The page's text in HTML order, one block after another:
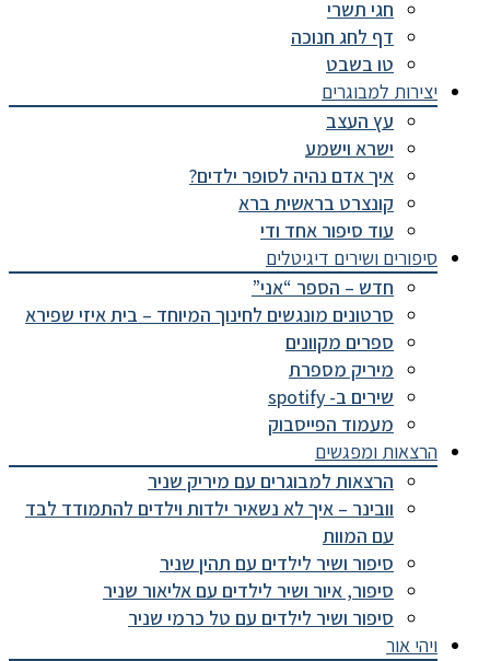
חגי תשרי
דף לחג חנוכה
טו בשבט
יצירות למבוגרים
עץ העצב
ישרא וישמע
איך אדם נהיה לסופר ילדים?
קונצרט בראשית ברא
עוד סיפור אחד ודי
סיפורים ושירים דיגיטלים
חדש – הספר “אני”
סרטונים מונגשים לחינוך המיוחד – בית איזי שפירא
ספרים מקוונים
מיריק מספרת
שירים ב- spotify
מעמוד הפייסבוק
הרצאות ומפגשים
הרצאות למבוגרים עם מיריק שניר
וובינר – איך לא נשאיר ילדות וילדים להתמודד לבד
עם המוות
סיפור ושיר לילדים עם תהין שניר
סיפור, איור ושיר לילדים עם אליאור שניר
סיפור ושיר לילדים עם טל כרמי שניר
ויהי אור